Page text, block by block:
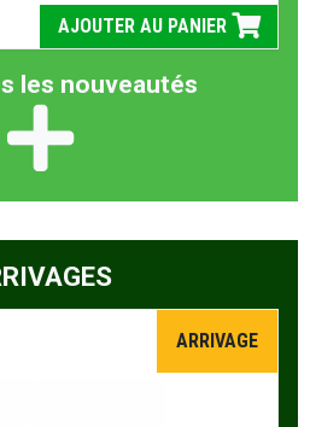
AJOUTER AU PANIER
les nouveautés
ARRIVAGE